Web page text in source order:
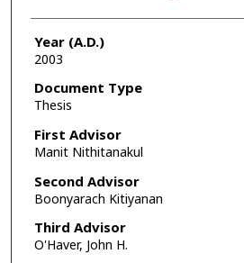
Year (A.D.)
2003
Document Type
Thesis
First Advisor
Manit Nithitanakul
Second Advisor
Boonyarach Kitiyanan
Third Advisor
O'Haver, John H.